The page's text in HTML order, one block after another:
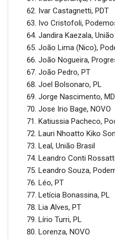
Ivar Castagnetti, PDT
Ivo Cristofoli,
Jandira Kaezala,
João Lima (Nico),
João Nogueira,
João Pedro, PT
Joel Bolsonaro, PL
Jorge Nascimento,
Jose Irio Bage, NOVO
Katiussia Pacheco,
Lauri Nhoatto Kiko
Leal, União Brasil
Leandro Conti
Leandro Souza,
Léo, PT
Letícia Bonassina, PL
Lia Alves, PT
Lírio Turri, PL
Lorenza, NOVO